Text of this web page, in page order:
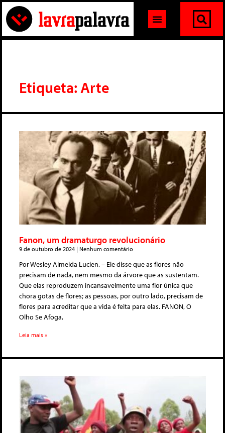
Etiqueta: Arte
Fanon, um dramaturgo revolucionário
9 de outubro de 2024 Nenhum comentário
Por Wesley Almeida Lucien. – Ele disse que as flores não
precisam de nada, nem mesmo da árvore que as sustentam.
Que elas reproduzem incansavelmente uma flor única que
chora gotas de flores; as pessoas, por outro lado, precisam de
flores para acreditar que a vida é feita para elas. FANON, O
Olho Se Afoga,
Leia mais »